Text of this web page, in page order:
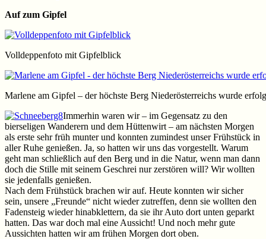
Auf zum Gipfel
Volldeppenfoto mit Gipfelblick
Marlene am Gipfel – der höchste Berg Niederösterreichs wurde
Immerhin waren wir – im Gegensatz zu den
bierseligen Wanderern und dem Hüttenwirt – am nächsten Morgen
als erste sehr früh munter und konnten zumindest unser Frühstück in
aller Ruhe genießen. Ja, so hatten wir uns das vorgestellt. Warum
geht man schließlich auf den Berg und in die Natur, wenn man dann
doch die Stille mit seinem Geschrei nur zerstören will? Wir wollten
sie jedenfalls genießen.
Nach dem Frühstück brachen wir auf. Heute konnten wir sicher
sein, unsere „Freunde“ nicht wieder zutreffen, denn sie wollten den
Fadensteig wieder hinabklettern, da sie ihr Auto dort unten geparkt
hatten. Das war doch mal eine Aussicht! Und noch mehr gute
Aussichten hatten wir am frühen Morgen dort oben.